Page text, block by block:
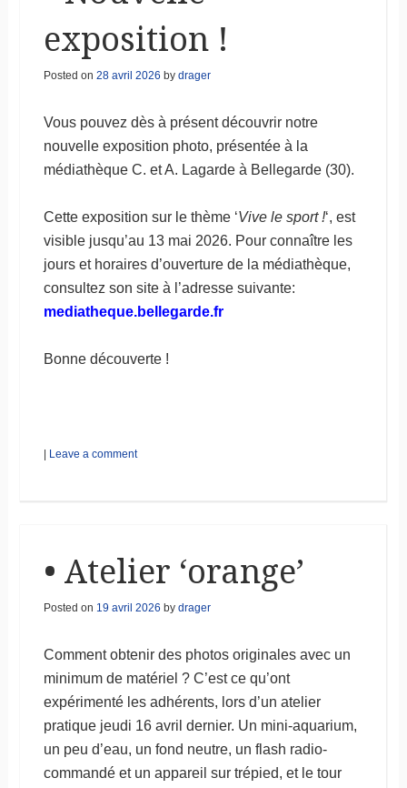
exposition !
Posted on 28 avril 2026 by drager
Vous pouvez dès à présent découvrir notre
nouvelle exposition photo, présentée à la
médiathèque C. et A. Lagarde à Bellegarde (30).
Cette exposition sur le thème ‘Vive le sport !‘, est
visible jusqu’au 13 mai 2026. Pour connaître les
jours et horaires d’ouverture de la médiathèque,
consultez son site à l’adresse suivante:
mediatheque.bellegarde.fr
Bonne découverte !
| Leave a comment
• Atelier ‘orange’
Posted on 19 avril 2026 by drager
Comment obtenir des photos originales avec un
minimum de matériel ? C’est ce qu’ont
expérimenté les adhérents, lors d’un atelier
pratique jeudi 16 avril dernier. Un mini-aquarium,
un peu d’eau, un fond neutre, un flash radio-
commandé et un appareil sur trépied, et le tour